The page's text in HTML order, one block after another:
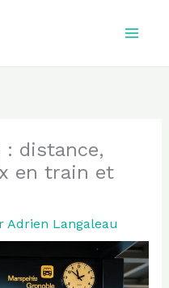
: distance,
en train et
Adrien Langaleau